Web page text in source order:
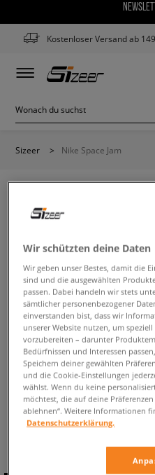
Kostenloser Versand ab
Sizeer > Nike Space Jam
Ändere den Suchbegriff.
ZURÜCK
Aktuell schaust du:Nike Space Jam
Verfügbare Anzahl:0
Wir schützten deine Daten
Wir geben unser Bestes, damit die
sind und die ausgewählten
passen. Dabei handeln wir stets
sämtlicher personenbezogener
einverstanden bist, dass wir
unserer Website nutzen, um
vorzubereiten – darunter
Bedürfnissen und Interessen
Speichern deiner gewählten
und die Cookie-Einstellungen
wählst. Wenn du keine
möchtest, die auf deine
ablehnen“. Weitere Informationen
Datenschutzerklärung.